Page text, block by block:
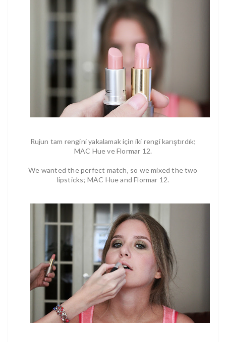
Rujun tam rengini yakalamak için iki rengi karıştırdık;
MAC Hue ve Flormar 12.
We wanted the perfect match, so we mixed the two
lipsticks; MAC Hue and Flormar 12.